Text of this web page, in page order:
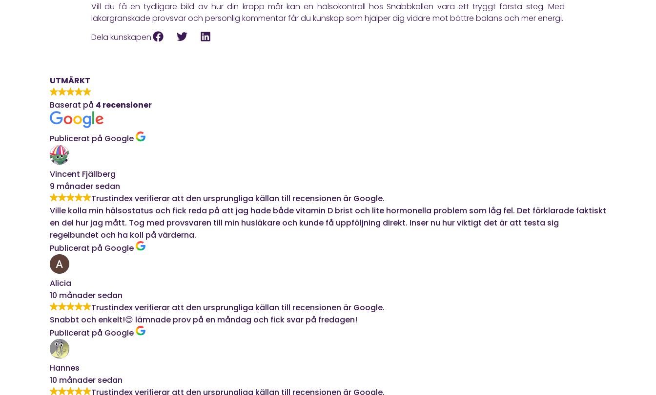
Vill du få en tydligare bild av hur din kropp mår kan en hälsokontroll hos Snabbkollen vara ett tryggt första steg. Med
läkargranskade provsvar och personlig kommentar får du kunskap som hjälper dig vidare mot bättre balans och mer energi.
Dela kunskapen:
UTMÄRKT
Baserat på 4 recensioner
Publicerat på Google
Vincent Fjällberg
9 månader sedan
Trustindex verifierar att den ursprungliga källan till recensionen är Google.
Ville kolla min hälsostatus och fick reda på att jag hade både vitamin D brist och lite hormonella problem som låg fel. Det förklarade faktiskt
en del hur jag mått. Tog med provsvaren till min husläkare och kunde få uppföljning direkt. Inser nu hur viktigt det är att testa sig
regelbundet och ha koll på värderna.
Publicerat på Google
Alicia
10 månader sedan
Trustindex verifierar att den ursprungliga källan till recensionen är Google.
Snabbt och enkelt!😊 lämnade prov på en måndag och fick svar på fredagen!
Publicerat på Google
Hannes
10 månader sedan
Trustindex verifierar att den ursprungliga källan till recensionen är Google.